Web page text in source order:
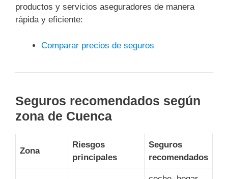
productos y servicios aseguradores de manera
rápida y eficiente:
Comparar precios de seguros
Seguros recomendados según
zona de Cuenca
Zona
Riesgos
principales
Seguros
recomendados